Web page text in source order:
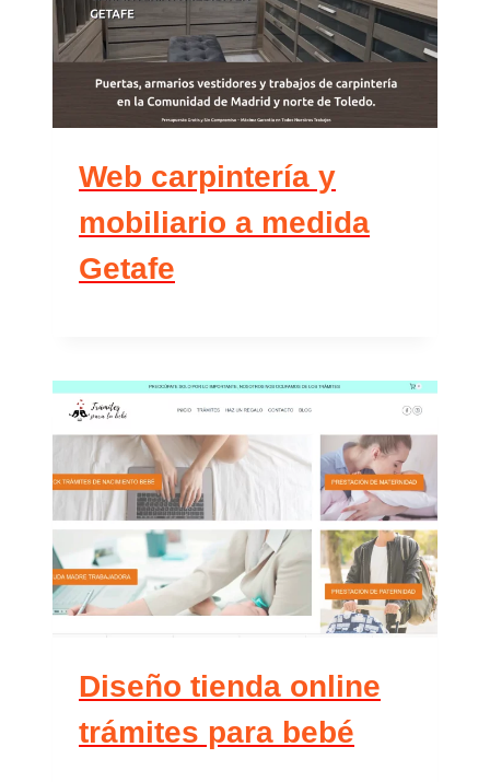
Web carpintería y
mobiliario a medida
Getafe
Diseño tienda online
trámites para bebé